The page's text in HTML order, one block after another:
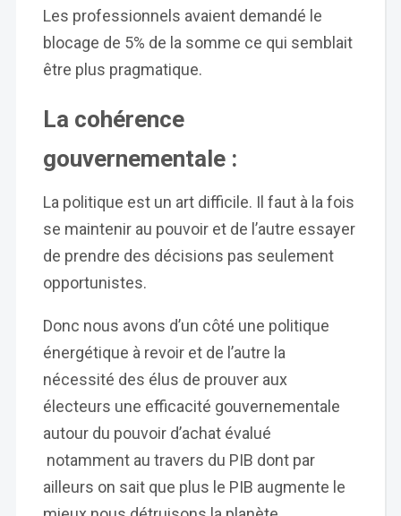
Les professionnels avaient demandé le
blocage de 5% de la somme ce qui semblait
être plus pragmatique.
La cohérence
gouvernementale :
La politique est un art difficile. Il faut à la fois
se maintenir au pouvoir et de l’autre essayer
de prendre des décisions pas seulement
opportunistes.
Donc nous avons d’un côté une politique
énergétique à revoir et de l’autre la
nécessité des élus de prouver aux
électeurs une efficacité gouvernementale
autour du pouvoir d’achat évalué
notamment au travers du PIB dont par
ailleurs on sait que plus le PIB augmente le